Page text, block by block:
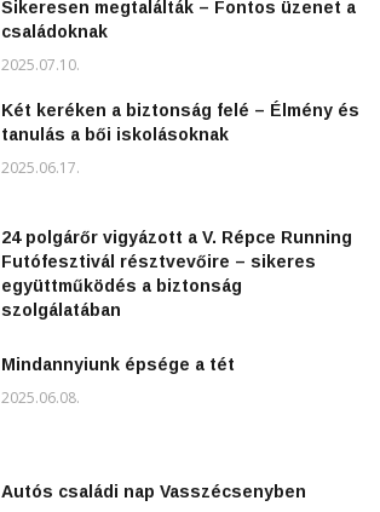
Sikeresen megtalálták – Fontos üzenet a
családoknak
2025.07.10.
Két keréken a biztonság felé – Élmény és
tanulás a bői iskolásoknak
2025.06.17.
24 polgárőr vigyázott a V. Répce Running
Futófesztivál résztvevőire – sikeres
együttműködés a biztonság
szolgálatában
Mindannyiunk épsége a tét
2025.06.08.
Autós családi nap Vasszécsenyben